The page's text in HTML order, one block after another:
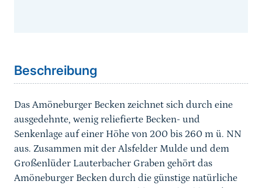
Beschreibung
Das Amöneburger Becken zeichnet sich durch eine
ausgedehnte, wenig reliefierte Becken- und
Senkenlage auf einer Höhe von 200 bis 260 m ü. NN
aus. Zusammen mit der Alsfelder Mulde und dem
Großenlüder Lauterbacher Graben gehört das
Amöneburger Becken durch die günstige natürliche